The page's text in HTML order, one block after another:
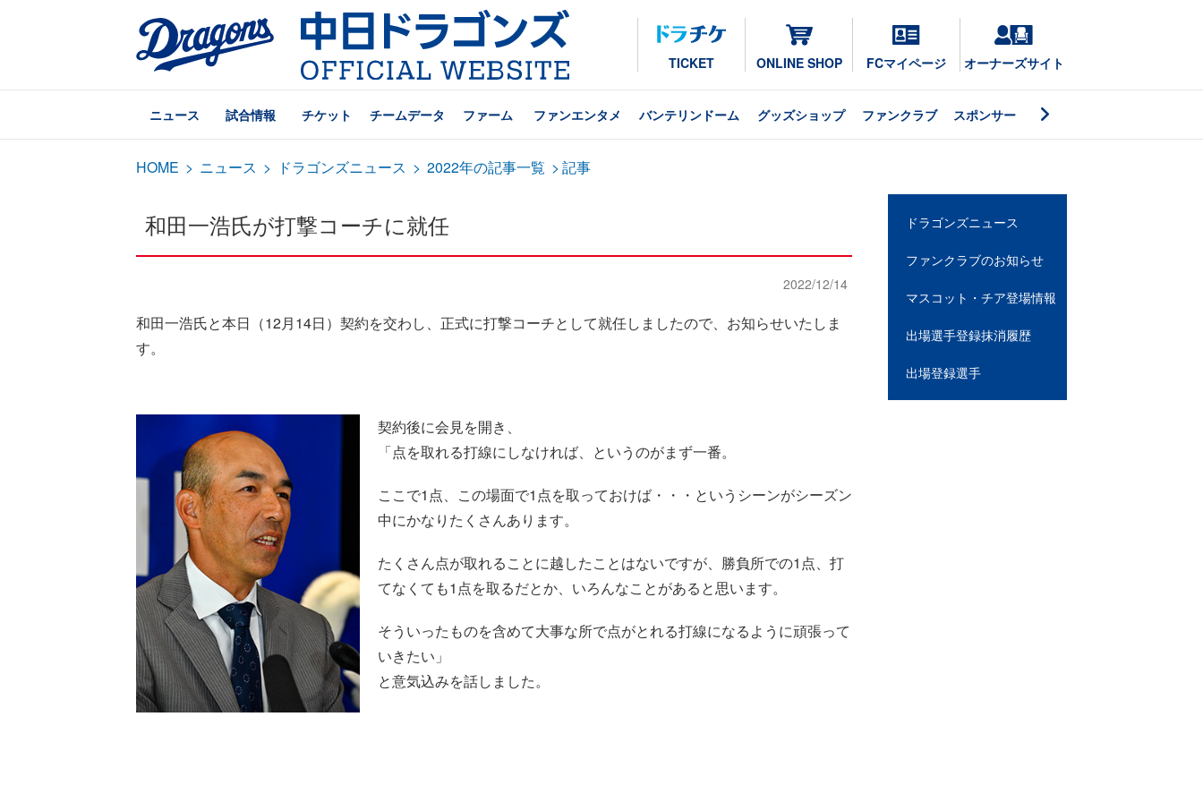
TICKET ONLINE SHOP FCマイページ オーナーズサイト
ニュース 試合情報 チケット チームデータ ファーム ファンエンタメ バンテリンドーム グッズショップ ファンクラブ スポンサー
HOME > ニュース > ドラゴンズニュース > 2022年の記事一覧 > 記事
和田一浩氏が打撃コーチに就任
2022/12/14
和田一浩氏と本日（12月14日）契約を交わし、正式に打撃コーチとして就任しましたので、お知らせいたしま
す。
契約後に会見を開き、
「点を取れる打線にしなければ、というのがまず一番。
ここで1点、この場面で1点を取っておけば・・・というシーンがシーズン
中にかなりたくさんあります。
たくさん点が取れることに越したことはないですが、勝負所での1点、打
てなくても1点を取るだとか、いろんなことがあると思います。
そういったものを含めて大事な所で点がとれる打線になるように頑張って
いきたい」
と意気込みを話しました。
ドラゴンズニュース
ファンクラブのお知らせ
マスコット・チア登場情報
出場選手登録抹消履歴
出場登録選手